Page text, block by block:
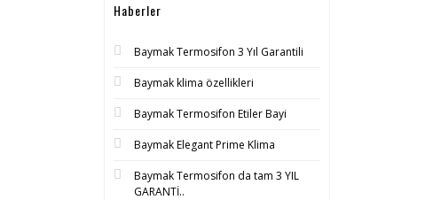
Haberler
Baymak Termosifon 3 Yıl Garantili
Baymak klima özellikleri
Baymak Termosifon Etiler Bayi
Baymak Elegant Prime Klima
Baymak Termosifon da tam 3 YIL
GARANTİ..